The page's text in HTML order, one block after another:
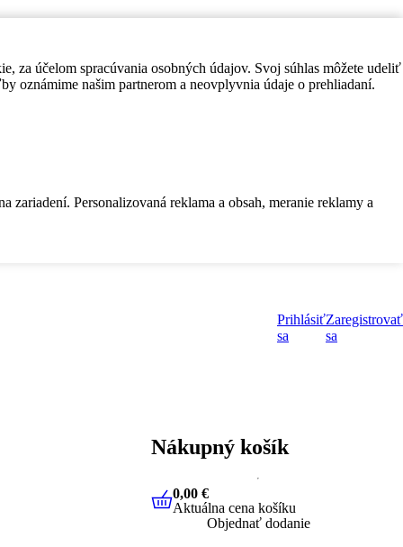
za účelom spracúvania osobných údajov. Svoj súhlas môžete udeliť
oznámime našim partnerom a neovplyvnia údaje o prehliadaní.
Personalizovaná reklama a obsah, meranie reklamy a
Prihlásiť
sa
Zaregistrovať
sa
Nákupný košík
0,00 €Aktuálna cena košíku
0,00 €
Aktuálna cena košíku
Objednať dodanie